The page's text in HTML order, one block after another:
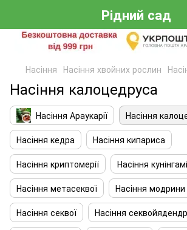
Рідний сад
Насіння Насіння хвойних рослин
Насіння калоцедруса
Насіння Араукарії
Насіння
Насіння кедра
Насіння кипариса
Насіння криптомерії
Насіння
Насіння метасеквої
Насіння модрини
Насіння секвої
Насіння